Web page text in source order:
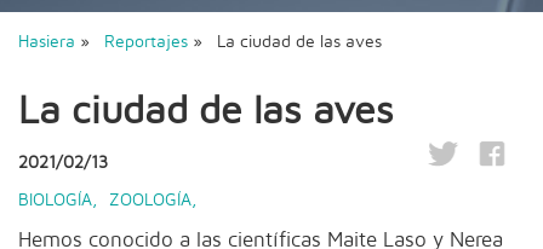
Hasiera » Reportajes » La ciudad de las aves
La ciudad de las aves
2021/02/13
BIOLOGÍA ZOOLOGÍA
Hemos conocido a las científicas Maite Laso y Nerea